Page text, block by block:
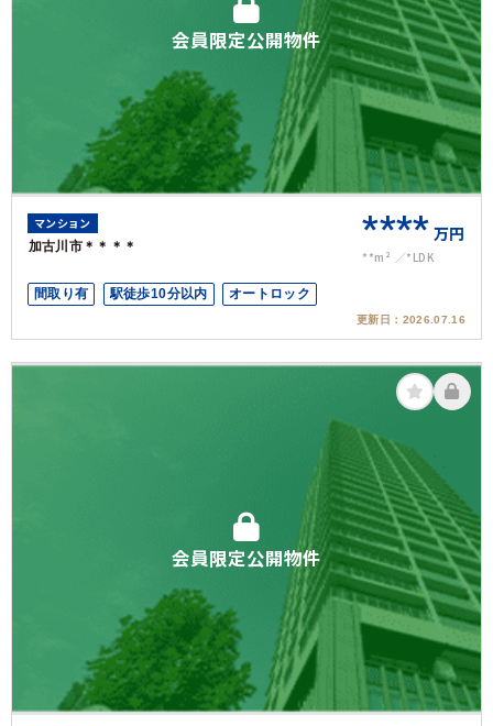
会員限定公開物件
マンション
加古川市＊＊＊＊ **** 万円
**m² *LDK
間取り有 駅徒歩10分以内 オートロック
更新日： 2026.07.16
会員限定公開物件